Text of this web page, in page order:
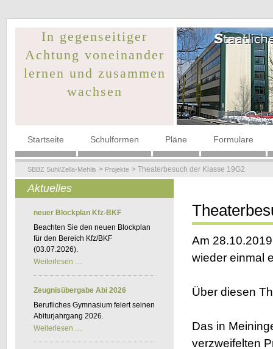
In gegenseitiger
Achtung voneinander
lernen und zusammen
wachsen
Navigation
Startseite Schulformen Pläne Formulare
SBBZ Suhl/Zella-Mehlis Projekte Theaterbesuch der Klasse 19G2
Am
wieder einmal
Über diesen
Das in
verzweifelten
Aktuelles
neuer Blockplan Kfz-BKF
Beachten Sie den neuen Blockplan
für den Bereich Kfz/BKF
(03.07.2026).
Weiterlesen …
Kfz-
BKF
Zeugnisübergabe Abi 2026
Berufliches Gymnasium feiert seinen
Abiturjahrgang 2026.
Weiterlesen …
2026